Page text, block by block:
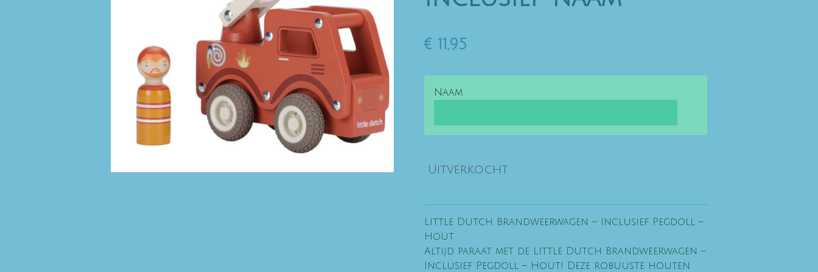
€ 11,95
Naam
Uitverkocht
Little Dutch Brandweerwagen – Inclusief Pegdoll –
Hout
Altijd paraat met de Little Dutch Brandweerwagen –
Inclusief Pegdoll – Hout! Deze robuuste houten